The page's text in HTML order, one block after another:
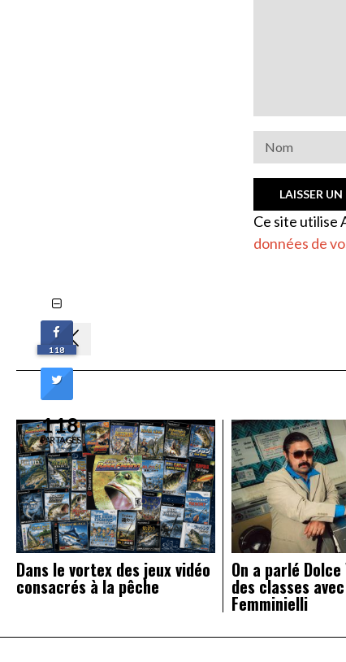
Ce site utilise
données de
Navigation
de
l’article
Dans le vortex des jeux vidéo
consacrés à la pêche
On a parlé
des classes
Femminielli
118
118
PARTAGES